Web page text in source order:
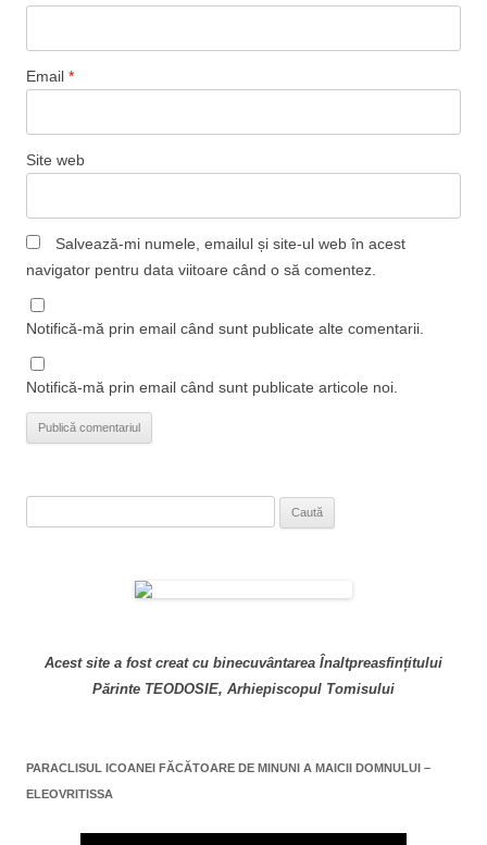
Email *
Site web
Salvează-mi numele, emailul și site-ul web în acest
navigator pentru data viitoare când o să comentez.
Notifică-mă prin email când sunt publicate alte comentarii.
Notifică-mă prin email când sunt publicate articole noi.
Acest site a fost creat cu binecuvântarea Înaltpreasfințitului
Părinte TEODOSIE, Arhiepiscopul Tomisului
PARACLISUL ICOANEI FĂCĂTOARE DE MINUNI A MAICII DOMNULUI –
ELEOVRITISSA